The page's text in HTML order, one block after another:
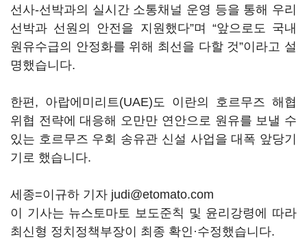
선사-선박과의 실시간 소통채널 운영 등을 통해 우리
선박과 선원의 안전을 지원했다”며 “앞으로도 국내
원유수급의 안정화를 위해 최선을 다할 것”이라고 설
명했습니다.
한편, 아랍에미리트(UAE)도 이란의 호르무즈 해협
위협 전략에 대응해 오만만 연안으로 원유를 보낼 수
있는 호르무즈 우회 송유관 신설 사업을 대폭 앞당기
기로 했습니다.
세종=이규하 기자 judi@etomato.com
이 기사는 뉴스토마토 보도준칙 및 윤리강령에 따라
최신형 정치정책부장이 최종 확인·수정했습니다.